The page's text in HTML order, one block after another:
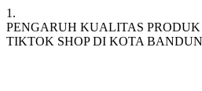
1.
PENGARUH KUALITAS
TIKTOK SHOP DI KOTA